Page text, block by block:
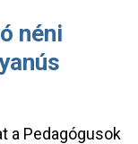
néni
a Pedagógusok